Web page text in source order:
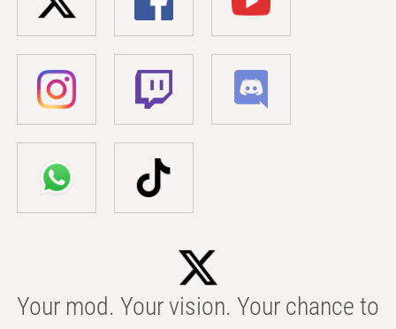
Your mod. Your vision. Your chance to